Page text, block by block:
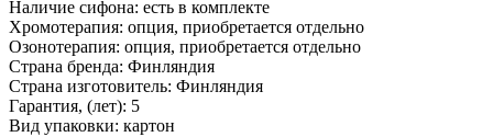
Наличие сифона: есть в комплекте
Хромотерапия: опция, приобретается отдельно
Озонотерапия: опция, приобретается отдельно
Страна бренда: Финляндия
Страна изготовитель: Финляндия
Гарантия, (лет): 5
Вид упаковки: картон